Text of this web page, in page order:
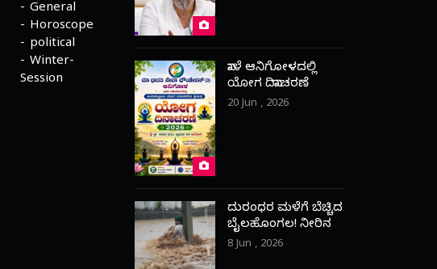
General
Horoscope
political
Winter-
Session
ನಾಳೆ ಆನಿಗೋಳದಲ್ಲಿ
ಯೋಗ ದಿನಾಚರಣೆ
20 Jun , 2026
ದುರಂಧರ ಮಳೆಗೆ ಬೆಚ್ಚಿದ
ಬೈಲಹೊಂಗಲ! ನೀರಿನ
ಹೊರಹರಿವಿಗಾಗಿ ಪ್ರಾಣ
8 Jun , 2026